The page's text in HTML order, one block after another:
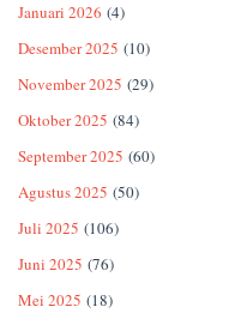
Januari 2026 (4)
Desember 2025 (10)
November 2025 (29)
Oktober 2025 (84)
September 2025 (60)
Agustus 2025 (50)
Juli 2025 (106)
Juni 2025 (76)
Mei 2025 (18)